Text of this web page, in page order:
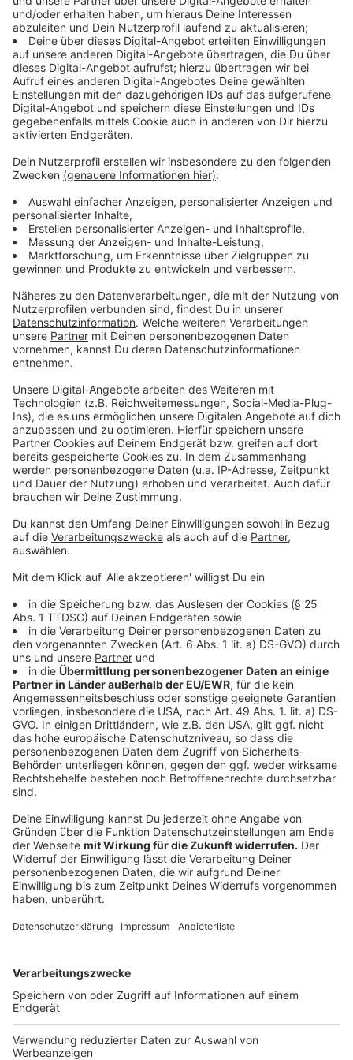
Wegen des Brandes kam es im Bereich Haan-Mahnert
zu Rauch und Geruchsbelästigungen. Die Leitstelle
warnte, dass dabei Schadstoffe freigesetzt werden
können und rief die Menschen dort auf, in
geschlossene Räume zu gehen, Fenster und Türen zu
schließen sowie Klima- und Lüftungsanlagen
abzuschalten. Die Notrufnummern von Feuerwehr und
Polizei sollten nur für echte Notlagen genutzt werden.
Verkehrsteilnehmer werden gebeten, den Bereich
Meldung war um 17:40 Uhr)
Bahn bereitet Generalsanierung vor
Zwischen Hagen und Köln beginnen nach Weihnachten
die Vorarbeiten für die große Generalsanierung der
Bahnstrecke. Das sorgt auch im Kreis Mettmann für
Einschränkungen im Nahverkehr. Die Deutsche Bahn
kündigt für die Zeit vom 26. Dezember bis 2. Januar
umfangreiche Arbeiten an, darunter Vegetationspflege
und Kampfmittelsondierungen entlang der Strecke.
Dafür müssen mehrere Linien umgeleitet oder
komplett durch Busse ersetzt werden.
Hier bei uns betrifft das unter anderem den RE 49
oder auch die S-Bahn-Linien 8, 9 und 28. Ab dem 6.
Februar 2026 beginnt dann die eigentliche
Gleis, 28 Weichen und mehrere Bahnhöfe erneuert.
schweren Unfall auf einer Baustelle gegeben. Gegen
14 Uhr wurde auf dem Julius-Haas-Weg ein Arbeiter in
einer rund drei Meter tiefen Baugrube verschüttet.
Laut Feuerwehr war ein Teil der Grubenwand
eingestürzt, während der Mann
Ausschachtungsarbeiten durchgeführt hatte.
Ersthelfer hatten ihn schon teilweise freigelegt, als
die Einsatzkräfte eintrafen. Ein Bagger am Rand der
Grube drohte außerdem abzurutschen und wurde
gesichert. Feuerwehr und Rettungsdienst arbeiteten
stabilisierten gleichzeitig die Baugrube. Der schwer
verletzte Arbeiter wurde in ein Krankenhaus geflogen.
Vier weitere Menschen, die den Unfall miterlebt
hatten, wurden von der Notfallseelsorge betreut.